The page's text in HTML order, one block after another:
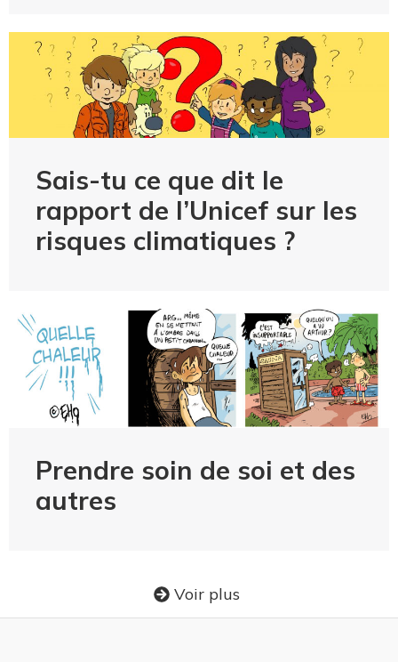
Sais-tu ce que dit le
rapport de l’Unicef sur les
risques climatiques ?
Prendre soin de soi et des
autres
Voir plus